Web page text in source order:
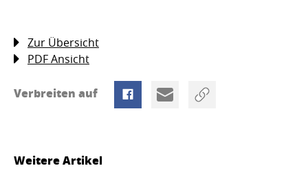
Zur Übersicht
PDF Ansicht
Verbreiten auf
Weitere Artikel